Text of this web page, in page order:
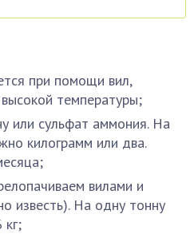
при помощи вил,
температуры;
или сульфат аммония. На
килограмм или два.
вилами и
известь). На одну тонну